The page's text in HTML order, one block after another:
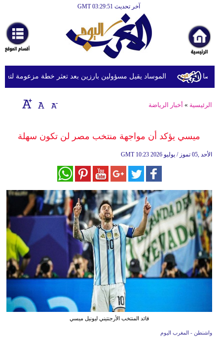
آخر تحديث GMT 03:29:51
أخبارعاجلة
رياضة
ثقافة
إقتصاد
وموسيقى
وتغذية
سياحة
وسفر
ديكور
أخبار
البرلمان
المغربي
الموساد يقيل مسؤولين بارزين بعد تعثر خطة مزعومة لتغيير
الرئيسية » أخبار الرياضة
ميسي يؤكد أن مواجهة منتخب مصر لن تكون سهلة
GMT 10:23 2026 الأحد ,05 تموز / يوليو
قائد المنتخب الأرجنتيني ليونيل ميسي
واشنطن - المغرب اليوم